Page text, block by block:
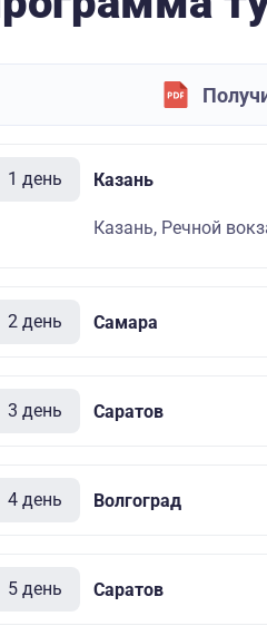
1 день Казань
Казань, Речной
2 день Самара
3 день Саратов
4 день Волгоград
5 день Саратов